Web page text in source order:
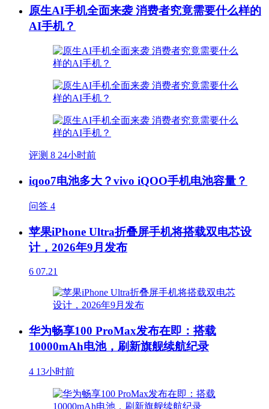
原生AI手机全面来袭 消费者究竟需要什么样的
AI手机？
评测 8 24小时前
iqoo7电池多大？vivo iQOO手机电池容量？
问答 4
苹果iPhone Ultra折叠屏手机将搭载双电芯设
计，2026年9月发布
6 07.21
华为畅享100 ProMax发布在即：搭载
10000mAh电池，刷新旗舰续航纪录
4 13小时前